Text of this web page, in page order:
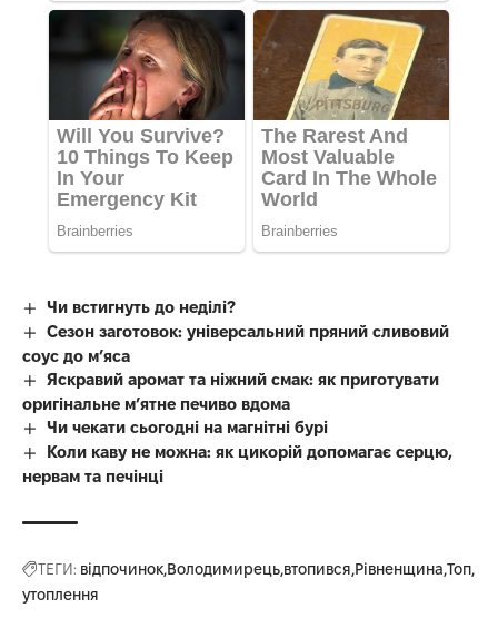
Чи встигнуть до неділі?
Сезон заготовок: універсальний пряний сливовий
соус до мʼяса
Яскравий аромат та ніжний смак: як приготувати
оригінальне м’ятне печиво вдома
Чи чекати сьогодні на магнітні бурі
Коли каву не можна: як цикорій допомагає серцю,
нервам та печінці
ТЕГИ: відпочинок Володимирець втопився Рівненщина Топ
утоплення